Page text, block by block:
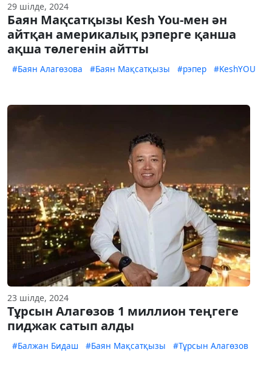
29 шілде, 2024
Баян Мақсатқызы Kesh You-мен ән
айтқан америкалық рэперге қанша
ақша төлегенін айтты
#Баян Алагөзова #Баян Мақсатқызы #рэпер #KeshYOU
23 шілде, 2024
Тұрсын Алагөзов 1 миллион теңгеге
пиджак сатып алды
#Балжан Бидаш #Баян Мақсатқызы #Тұрсын Алагөзов